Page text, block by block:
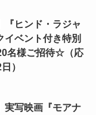
『ヒンド・ラジャ
イベント付き特別
名様ご招待☆（応
）
実写映画『モアナ